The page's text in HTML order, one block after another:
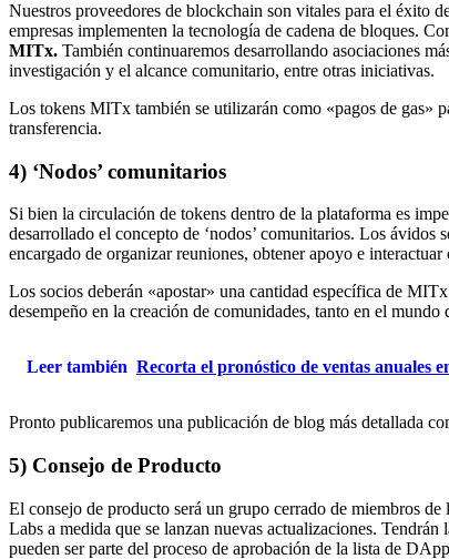
Nuestros proveedores de blockchain son vitales para el éxito
empresas implementen la tecnología de cadena de bloques.
MITx. También continuaremos desarrollando asociaciones
investigación y el alcance comunitario, entre otras iniciativas.
Los tokens MITx también se utilizarán como «pagos de gas»
transferencia.
4) ‘Nodos’ comunitarios
Si bien la circulación de tokens dentro de la plataforma es
desarrollado el concepto de ‘nodos’ comunitarios. Los
encargado de organizar reuniones, obtener apoyo e
Los socios deberán «apostar» una cantidad específica de
desempeño en la creación de comunidades, tanto en el
Leer también Recorta el pronóstico de ventas anuales
Pronto publicaremos una publicación de blog más detallada
5) Consejo de Producto
El consejo de producto será un grupo cerrado de miembros
Labs a medida que se lanzan nuevas actualizaciones.
pueden ser parte del proceso de aprobación de la lista de